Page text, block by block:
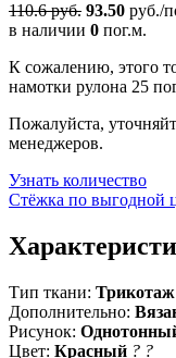
110.6 руб. 93.50 руб./
в наличии 0 пог.м.
К сожалению, этого
намотки рулона 25
Пожалуйста,
менеджеров.
Узнать количество
Стёжка по выгодной
Тип ткани: Трикотаж
Дополнительно:
Рисунок:
Цвет: Красный ? ?